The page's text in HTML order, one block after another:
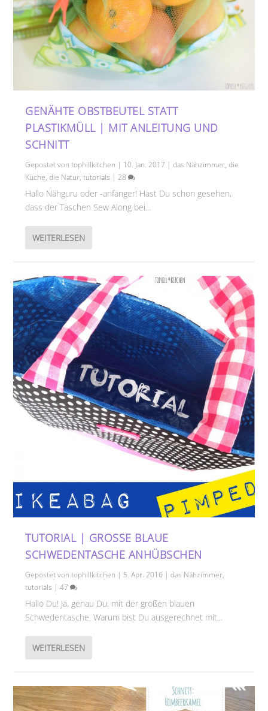
GENÄHTE OBSTBEUTEL STATT
PLASTIKMÜLL | MIT ANLEITUNG UND
SCHNITT
Gepostet vontophillkitchen | 10. Jan. 2017 |das Nähzimmer,die
Küche,die Natur,tutorials |28
Hallo Nähguru oder -anfänger! Hast Du schon gesehen,
dass der Taschen Sew Along bei...
WEITERLESEN
TUTORIAL | GROSSE BLAUE S
CHWEDENTASCHE ANHÜBSCHEN
Gepostet vontophillkitchen | 5. Apr. 2016 |das Nähzimmer,
tutorials |47
Hallo Du! Ja, genau Du, mit der großen blauen
Schwedentasche. Warum bist Du ausgerechnet mit...
WEITERLESEN